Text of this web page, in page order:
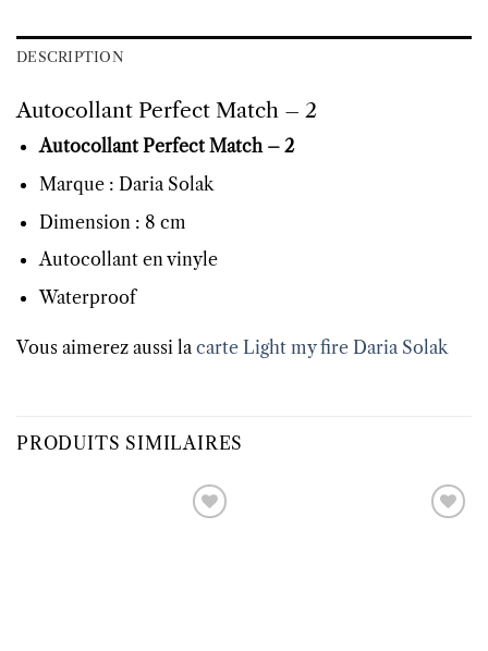
DESCRIPTION
Autocollant Perfect Match – 2
Autocollant Perfect Match – 2
Marque : Daria Solak
Dimension : 8 cm
Autocollant en vinyle
Waterproof
Vous aimerez aussi la carte Light my fire Daria Solak
PRODUITS SIMILAIRES